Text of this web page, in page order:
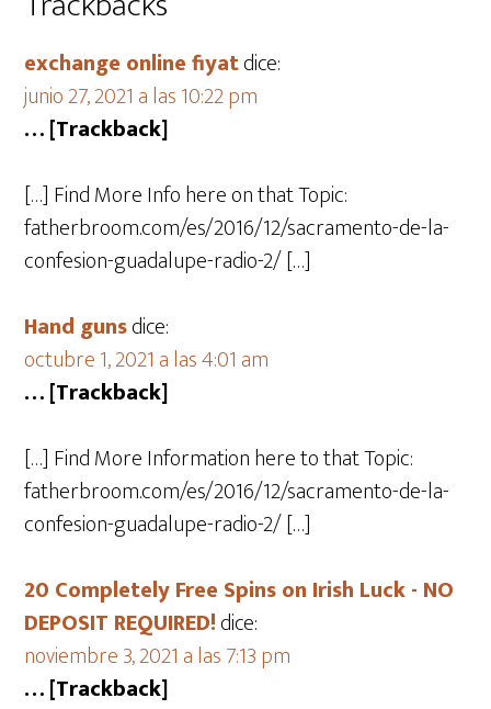
exchange online fiyatdice:
junio 27, 2021 a las 10:22 pm
… [Trackback]
[…] Find More Info here on that Topic:
fatherbroom.com/es/2016/12/sacramento-de-la-
confesion-guadalupe-radio-2/ […]
Hand gunsdice:
octubre 1, 2021 a las 4:01 am
… [Trackback]
[…] Find More Information here to that Topic:
fatherbroom.com/es/2016/12/sacramento-de-la-
confesion-guadalupe-radio-2/ […]
20 Completely Free Spins on Irish Luck - NO
DEPOSIT REQUIRED!dice:
noviembre 3, 2021 a las 7:13 pm
… [Trackback]